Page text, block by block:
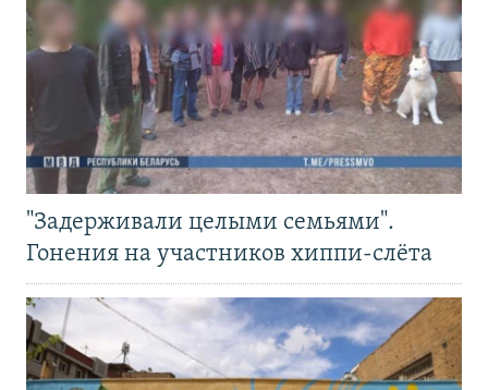
"Задерживали целыми семьями".
Гонения на участников хиппи-слёта